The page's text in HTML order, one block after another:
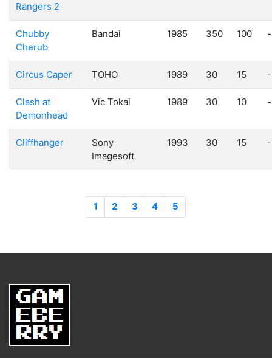
Rangers 2
Chubby
Cherub
Bandai 1985 350 100 -
Circus Caper TOHO 1989 30 15 -
Clash at
Demonhead
Vic Tokai 1989 30 10 -
Cliffhanger
Sony
Imagesoft
1993 30 15 -
1 2 3 4 5